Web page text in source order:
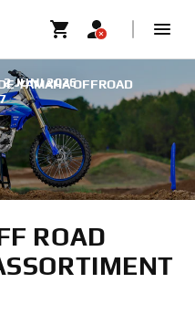
YAMAHA OFFROAD
2 JUNI 2026
ROAD